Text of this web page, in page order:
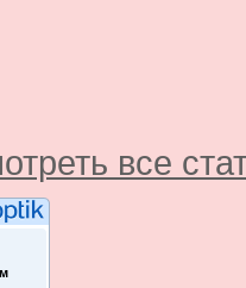
все